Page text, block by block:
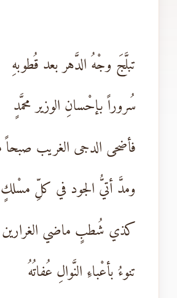
تبلَّجَ وجْهُ الدَّهر بعد قُطوبهِ
سُروراً بإحْسانِ الوزير محمَّدٍ
فأضحى الدجى الغريب صبحاً
ومدَّ أتيُّ الجود في كلِّ مسْلكٍ
كذي شُطبٍ ماضي
تنوءُ بأعْباءِ النَّوالِ عُفاتُهُ